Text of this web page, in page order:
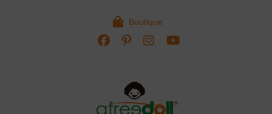
Boutique